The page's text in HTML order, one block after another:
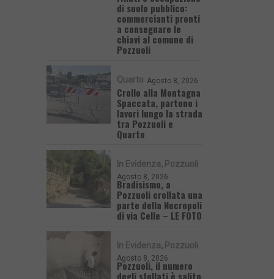
di suolo pubblico:
commercianti pronti
a consegnare le
chiavi al comune di
Pozzuoli
Quarto Agosto 8, 2026
Crollo alla Montagna
Spaccata, partono i
lavori lungo la strada
tra Pozzuoli e
Quarto
In Evidenza Pozzuoli
Agosto 8, 2026
Bradisismo, a
Pozzuoli crollata una
parte della Necropoli
di via Celle – LE FOTO
In Evidenza Pozzuoli
Agosto 8, 2026
Pozzuoli, il numero
degli sfollati è salito